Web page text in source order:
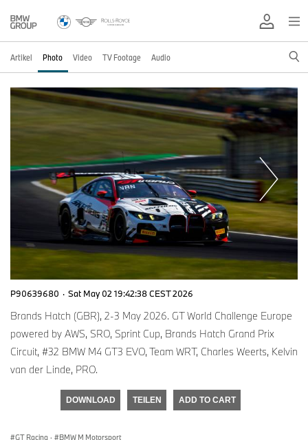
Artikel Photo Video TV Footage Audio
P90639680 · Sat May 02 19:42:38 CEST 2026
Brands Hatch (GBR), 2-3 May 2026. GT World Challenge Europe
powered by AWS, SRO, Sprint Cup, Brands Hatch Grand Prix
Circuit, #32 BMW M4 GT3 EVO, Team WRT, Charles Weerts, Kelvin
van der Linde, PRO.
DOWNLOAD TEILEN ADD TO CART
GT Racing · BMW M Motorsport